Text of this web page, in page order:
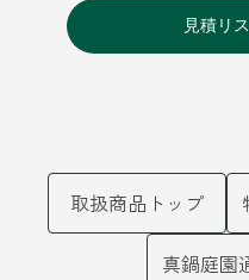
取扱商品トップ
真鍋庭園